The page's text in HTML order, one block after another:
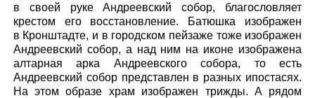
в своей руке Андреевский собор, благословляет
крестом его восстановление. Батюшка изображен
в Кронштадте, и в городском пейзаже тоже изображен
Андреевский собор, а над ним на иконе изображена
алтарная арка Андреевского собора, то есть
Андреевский собор представлен в разных ипостасях.
На этом образе храм изображен трижды. А рядом